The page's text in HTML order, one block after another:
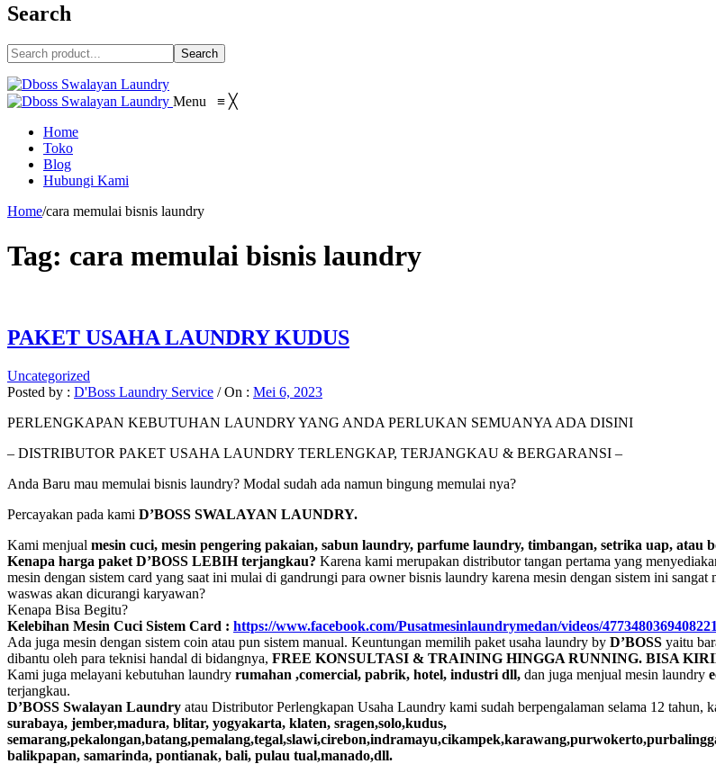
Search
Search
Menu ≡ ╳
Home
Toko
Blog
Hubungi Kami
Home/cara memulai bisnis laundry
Tag: cara memulai bisnis laundry
PAKET USAHA LAUNDRY KUDUS
Uncategorized
Posted by : D'Boss Laundry Service / On : Mei 6, 2023
PERLENGKAPAN KEBUTUHAN LAUNDRY YANG ANDA PERLUKAN SEMUANYA ADA DISINI
– DISTRIBUTOR PAKET USAHA LAUNDRY TERLENGKAP, TERJANGKAU & BERGARANSI –
Anda Baru mau memulai bisnis laundry? Modal sudah ada namun bingung memulai nya?
Percayakan pada kami D’BOSS SWALAYAN LAUNDRY.
Kami menjual mesin cuci, mesin pengering pakaian, sabun laundry, parfume laundry, timbangan, setrika uap,
Kenapa harga paket D’BOSS LEBIH terjangkau? Karena kami merupakan distributor tangan pertama yang
mesin dengan sistem card yang saat ini mulai di gandrungi para owner bisnis laundry karena mesin dengan sistem ini
waswas akan dicurangi karyawan?
Kenapa Bisa Begitu?
Kelebihan Mesin Cuci Sistem Card : https://www.facebook.com/Pusatmesinlaundrymedan/videos/4773480369408221
Ada juga mesin dengan sistem coin atau pun sistem manual. Keuntungan memilih paket usaha laundry by D’BOSS yaitu
dibantu oleh para teknisi handal di bidangnya, FREE KONSULTASI & TRAINING HINGGA RUNNING. BISA
Kami juga melayani kebutuhan laundry rumahan ,comercial, pabrik, hotel, industri dll, dan juga menjual mesin laundry
terjangkau.
D’BOSS Swalayan Laundry atau Distributor Perlengkapan Usaha Laundry kami sudah berpengalaman selama 12
surabaya, jember,madura, blitar, yogyakarta, klaten, sragen,solo,kudus,
balikpapan, samarinda, pontianak, bali, pulau tual,manado,dll.